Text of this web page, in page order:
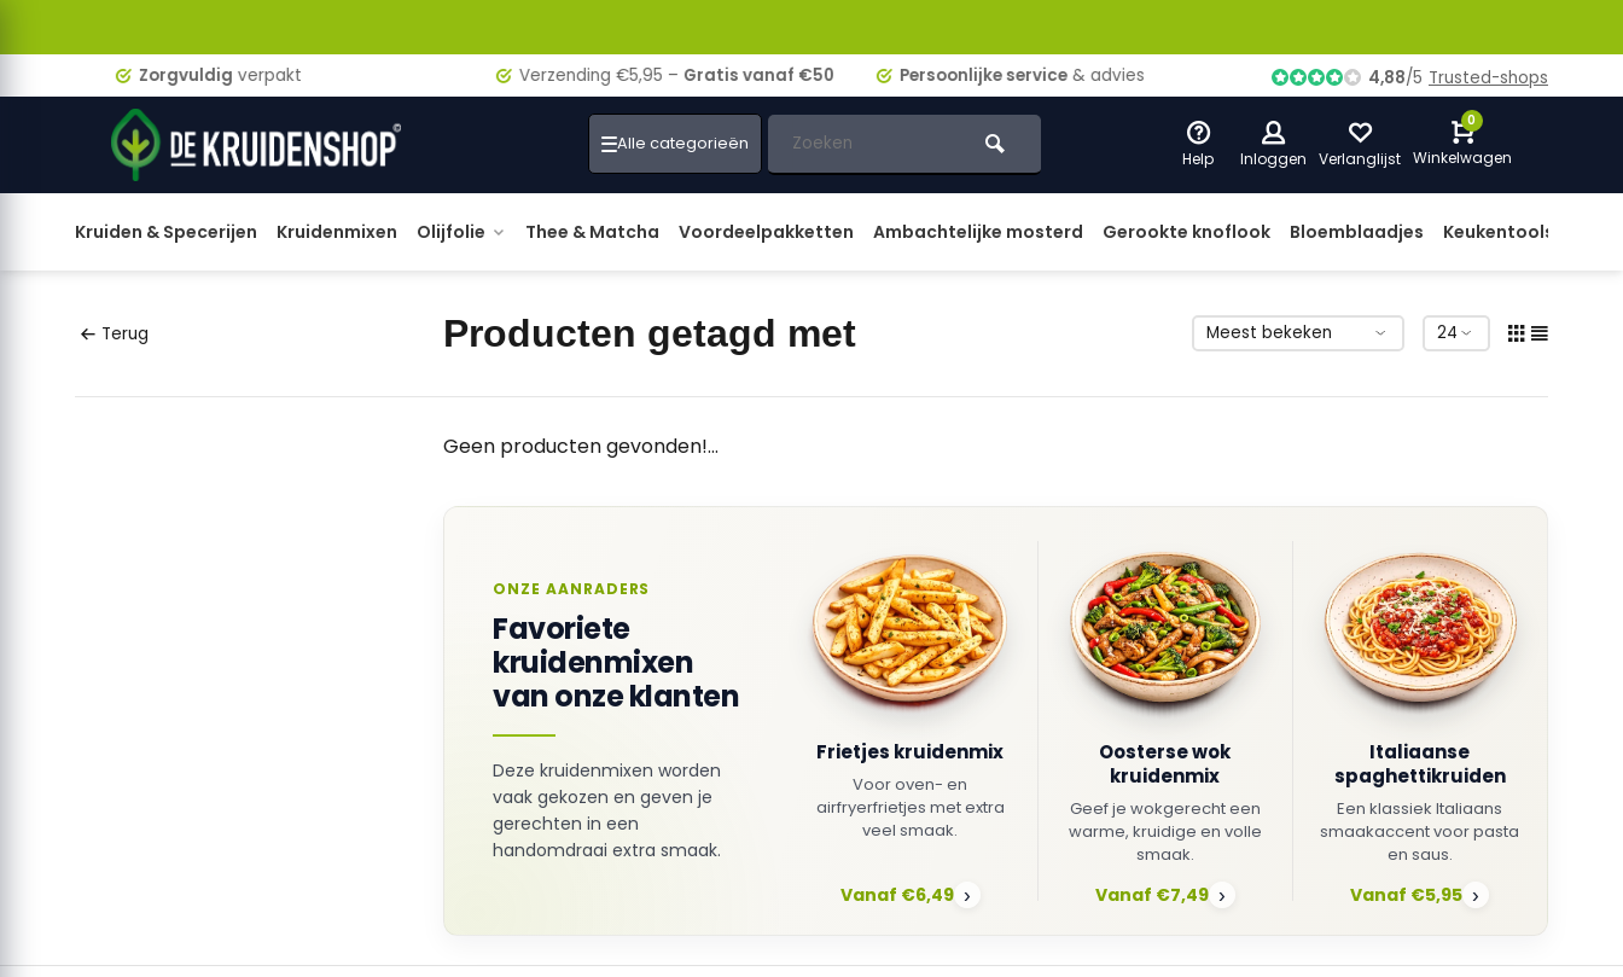
Zorgvuldigverpakt Verzending €5,95 –Gratis vanaf €50 Persoonlijke service& advies 4,88/5 Trusted-shops
Alle categorieën
Help Inloggen Verlanglijst
0
Winkelwagen
Kruiden & Specerijen Kruidenmixen Olijfolie Thee & Matcha Voordeelpakketten Ambachtelijke mosterd Gerookte knoflook Bloemblaadjes Keukentools
Terug Producten getagd met
Geen producten gevonden!...
ONZE AANRADERS
Favoriete
kruidenmixen
van onze klanten
Deze kruidenmixen worden
vaak gekozen en geven je
gerechten in een
handomdraai extra smaak.
Frietjes kruidenmix
Voor oven- en
airfryerfrietjes met extra
veel smaak.
Vanaf €6,49 ›
Oosterse wok
kruidenmix
Geef je wokgerecht een
warme, kruidige en volle
smaak.
Vanaf €7,49 ›
Italiaanse
spaghettikruiden
Een klassiek Italiaans
smaakaccent voor pasta
en saus.
Vanaf €5,95 ›